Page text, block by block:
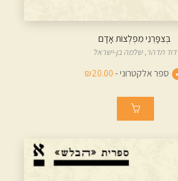
בְּצִפָּרְנֵי מִפְלְצוֹת אָדָם
דוד תדהר,שלמה בן-ישראל
ספר אלקטרוני -₪20.00